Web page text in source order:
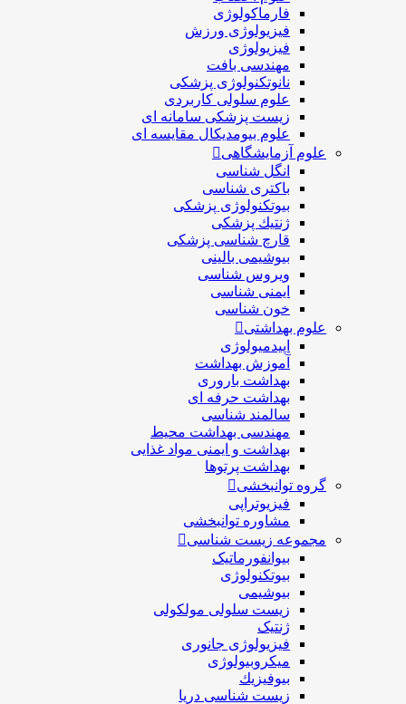
فارماکولوژی
فیزیولوژی ورزش
فیزیولوژی
مهندسی بافت
نانوتکنولوژی پزشکی
علوم سلولی کاربردی
زیست پزشکی سامانه ای
علوم بیومدیکال مقایسه ای
علوم آزمایشگاهی
انگل شناسی
باکتری شناسی
بیوتکنولوژی پزشکی
ژنتيك پزشکی
قارچ شناسی پزشكی
بیوشیمی بالینی
ویروس شناسی
ایمنی شناسی
خون شناسی
علوم بهداشتی
اپیدمیولوژی
آموزش بهداشت
بهداشت باروری
بهداشت حرفه ای
سالمند شناسی
مهندسی بهداشت محيط
بهداشت و ایمنی مواد غذایی
بهداشت پرتوها
گروه توانبخشی
فیزیوتراپی
مشاوره توانبخشی
مجموعه زیست شناسی
بیوانفورماتیک
بیوتکنولوژی
بیوشیمی
زیست سلولی مولکولی
ژنتیک
فیزیولوژی جانوری
میکروبیولوژی
بيوفيزيك
زیست شناسی دریا